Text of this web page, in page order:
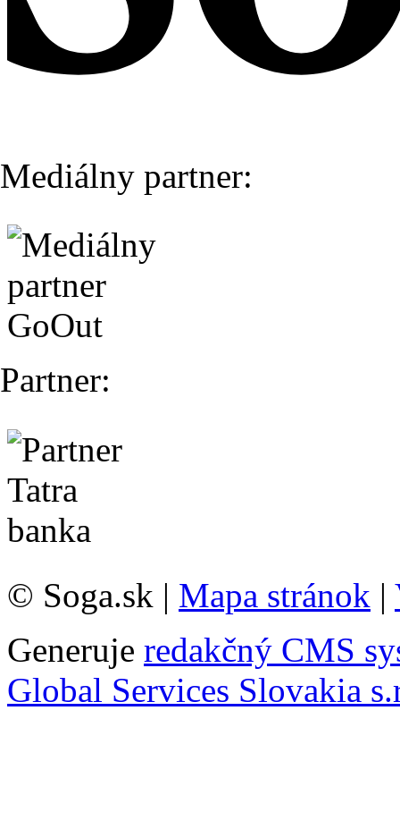
Mediálny partner:
Partner:
© Soga.sk | Mapa stránok |
Generuje redakčný CMS
Global Services Slovakia